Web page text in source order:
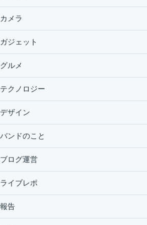
カメラ
ガジェット
グルメ
テクノロジー
デザイン
バンドのこと
ブログ運営
ライブレポ
報告